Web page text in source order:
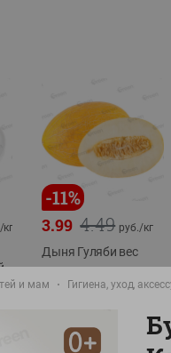
кг
-11%
4.49
3.99 руб./кг
Дыня Гуляби вес
и мам Гигиена, уход,